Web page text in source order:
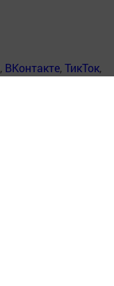
, ВКонтакте,ТикТок,